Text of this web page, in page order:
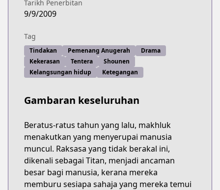
Tarikh Penerbitan
9/9/2009
Tag
Tindakan Pemenang Anugerah
Drama
Kekerasan
Tentera
Shounen
Kelangsungan hidup
Ketegangan
Gambaran keseluruhan
Beratus-ratus tahun yang lalu, makhluk
menakutkan yang menyerupai manusia
muncul. Raksasa yang tidak berakal ini,
dikenali sebagai Titan, menjadi ancaman
besar bagi manusia, kerana mereka
memburu sesiapa sahaja yang mereka temui